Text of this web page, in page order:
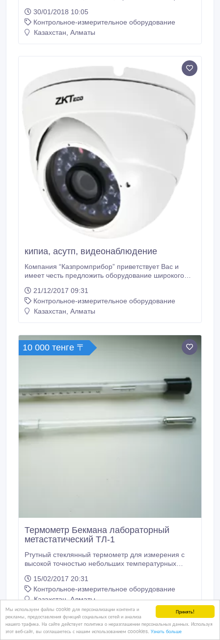
Принять!
Мы используем файлы cookie для персонализации контента и
рекламы, предоставления функций социальных сетей и анализа
нашего трафика. На сайте действует политика о неразглашении персональных данных. Используя
этот веб-сайт, вы соглашаетесь с нашим использованием coookies. Узнать больше
сертифицировано. http://klapan-
kzi.com/index.php/klapan-zapornyj-igolchatyj.html.
30/01/2018 10:05
Контрольное-измерительное оборудование
Казахстан, Алматы
кипиа, асутп, видеонаблюдение
Компания “Казпромприбор” приветствует Вас и
имеет честь предложить оборудование широкого
строительной сферах. КИПИА, ОПС, АСУ ТП,
видеонаблюдение, насосно-вентиляционное
оборудование. Мы осуществляем полный комплекс
21/12/2017 09:31
Контрольное-измерительное оборудование
Казахстан, Алматы
10 000 тенге 〒
Термометр Бекмана лабораторный
метастатический ТЛ-1
Ртутный стеклянный термометр для измерения с
высокой точностью небольших температурных
температур от -20 до +150 °С. Изготавливается по
ТУ25-11.902-73.
15/02/2017 20:31
Контрольное-измерительное оборудование
Казахстан, Алматы